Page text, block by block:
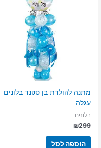
מתנה להולדת בן סטנד בלונים
עגלה
בלונים
₪299
הוספה לסל